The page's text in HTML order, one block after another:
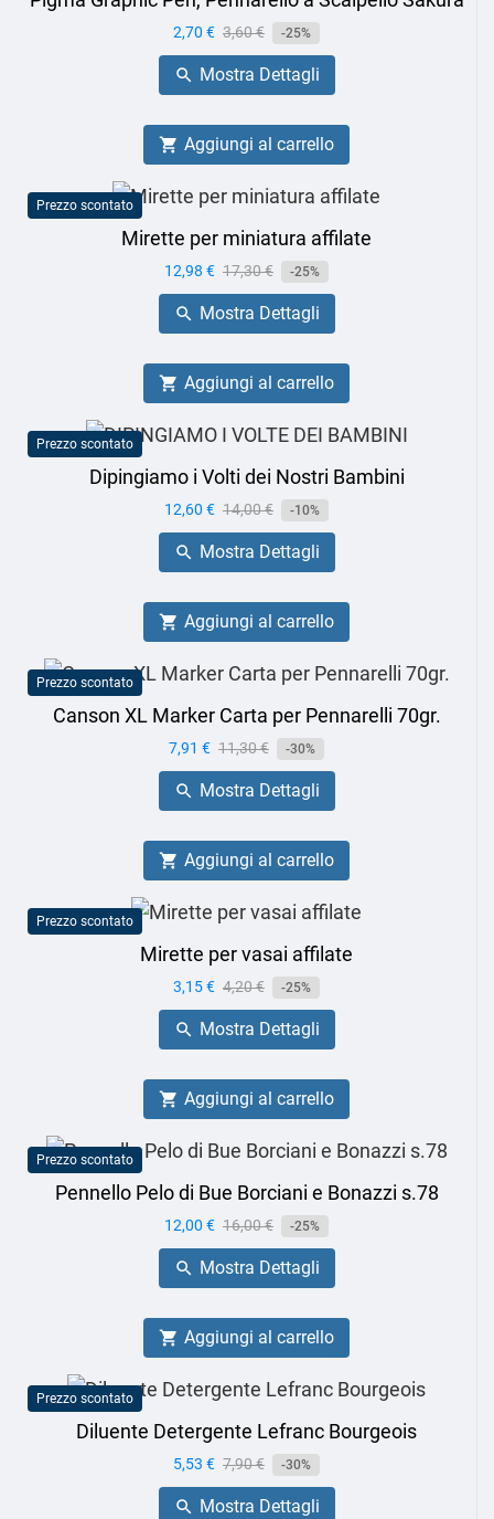
Prezzo
2,70 € Prezzo
base
3,60 € -25%
 Mostra Dettagli
 Aggiungi al carrello
Prezzo scontato
Mirette per miniatura affilate
Prezzo
12,98 € Prezzo
base
17,30 € -25%
 Mostra Dettagli
 Aggiungi al carrello
Prezzo scontato
Dipingiamo i Volti dei Nostri Bambini
Prezzo
12,60 € Prezzo
base
14,00 € -10%
 Mostra Dettagli
 Aggiungi al carrello
Prezzo scontato
Canson XL Marker Carta per Pennarelli 70gr.
Prezzo
7,91 € Prezzo
base
11,30 € -30%
 Mostra Dettagli
 Aggiungi al carrello
Prezzo scontato
Mirette per vasai affilate
Prezzo
3,15 € Prezzo
base
4,20 € -25%
 Mostra Dettagli
 Aggiungi al carrello
Prezzo scontato
Pennello Pelo di Bue Borciani e Bonazzi s.78
Prezzo
12,00 € Prezzo
base
16,00 € -25%
 Mostra Dettagli
 Aggiungi al carrello
Prezzo scontato
Diluente Detergente Lefranc Bourgeois
Prezzo
5,53 € Prezzo
base
7,90 € -30%
 Mostra Dettagli